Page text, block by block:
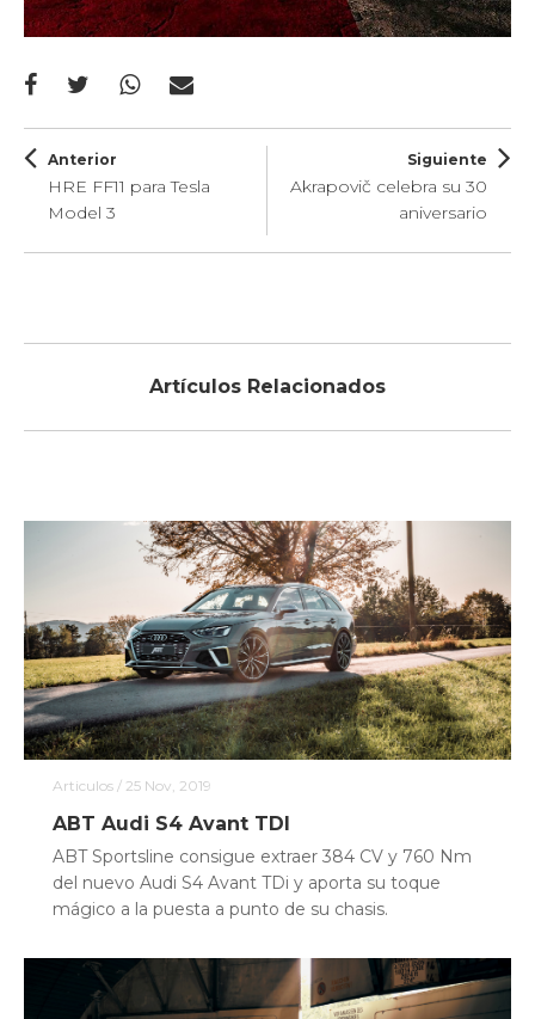
Anterior
HRE FF11 para Tesla
Model 3
Siguiente
Akrapovič celebra su 30
aniversario
Artículos Relacionados
Articulos / 25 Nov, 2019
ABT Audi S4 Avant TDI
ABT Sportsline consigue extraer 384 CV y 760 Nm
del nuevo Audi S4 Avant TDi y aporta su toque
mágico a la puesta a punto de su chasis.